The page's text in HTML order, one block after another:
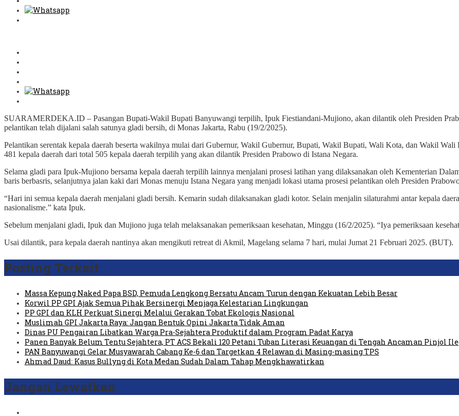
SUARAMERDEKA.ID – Pasangan Bupati-Wakil Bupati Banyuwangi terpilih, Ipuk Fiestiandani-Mujiono, akan dilantik oleh Presiden
pelantikan telah dijalani salah satunya gladi bersih, di Monas Jakarta, Rabu (19/2/2025).
Pelantikan serentak kepala daerah beserta wakilnya mulai dari Gubernur, Wakil Gubernur, Bupati, Wakil Bupati, Wali Kota, dan Wakil
481 kepala daerah dari total 505 kepala daerah terpilih yang akan dilantik Presiden Prabowo di Istana Negara.
Selama gladi para Ipuk-Mujiono bersama kepala daerah terpilih lainnya menjalani prosesi latihan yang dilaksanakan oleh Kementerian
baris berbasris, selanjutnya jalan kaki dari Monas menuju Istana Negara yang menjadi lokasi utama prosesi pelantikan oleh Presiden
“Hari ini semua kepala daerah menjalani gladi bersih. Kemarin sudah dilaksanakan gladi kotor. Selain menjalin silaturahmi antar kepala
nasionalisme.” kata Ipuk.
Sebelum menjalani gladi, Ipuk dan Mujiono juga telah melaksanakan pemeriksaan kesehatan, Minggu (16/2/2025). “Iya pemeriksaan
Usai dilantik, para kepala daerah nantinya akan mengikuti retreat di Akmil, Magelang selama 7 hari, mulai Jumat 21 Februari 2025. (BUT).
Posting Terkait
Massa Kepung Naked Papa BSD, Pemuda Lengkong Bersatu Ancam Turun dengan Kekuatan Lebih Besar
Korwil PP GPI Ajak Semua Pihak Bersinergi Menjaga Kelestarian Lingkungan
PP GPI dan KLH Perkuat Sinergi Melalui Gerakan Tobat Ekologis Nasional
Muslimah GPI Jakarta Raya: Jangan Bentuk Opini Jakarta Tidak Aman
Dinas PU Pengairan Libatkan Warga Pra-Sejahtera Produktif dalam Program Padat Karya
Panen Banyak Belum Tentu Sejahtera, PT ACS Bekali 120 Petani Tuban Literasi Keuangan di Tengah Ancaman Pinjol
PAN Banyuwangi Gelar Musyawarah Cabang Ke-6 dan Targetkan 4 Relawan di Masing-masing TPS
Ahmad Daud: Kasus Bullyng di Kota Medan Sudah Dalam Tahap Mengkhawatirkan
Jangan Lewatkan